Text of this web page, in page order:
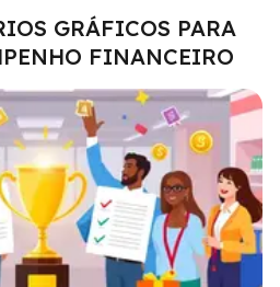
GRÁFICOS PARA
FINANCEIRO